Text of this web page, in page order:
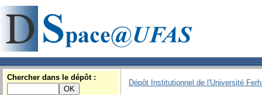
Chercher dans le dépôt :
Dépôt Institutionnel de l'Université